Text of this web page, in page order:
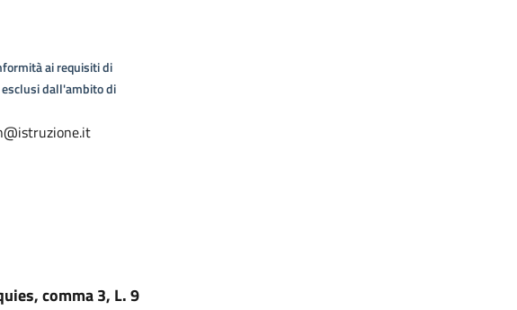
ai requisiti di
dall'ambito di
comma 3, L. 9